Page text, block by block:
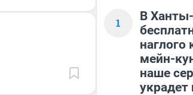
1
В
наглого
мейн-
наше
украдет